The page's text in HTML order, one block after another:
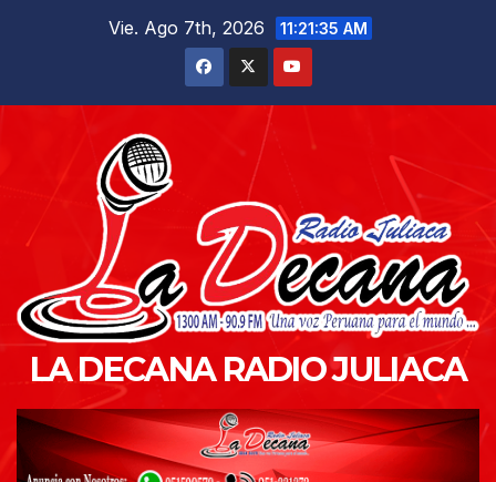
Vie. Ago 7th, 2026 11:21:37 AM
LA DECANA RADIO JULIACA